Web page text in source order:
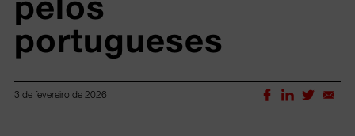
portugueses
3 de fevereiro de 2026